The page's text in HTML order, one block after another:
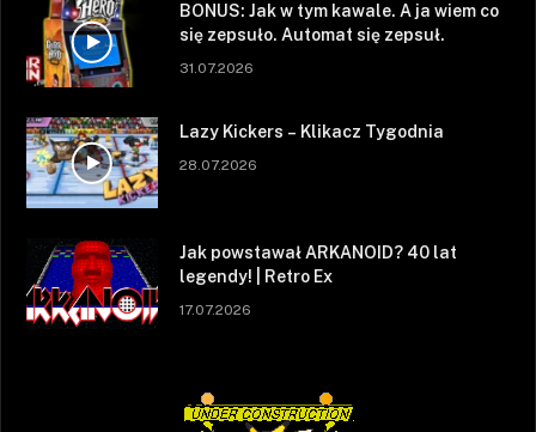
BONUS: Jak w tym kawale. A ja wiem co
się zepsuło. Automat się zepsuł.
31.07.2026
Lazy Kickers – Klikacz Tygodnia
28.07.2026
Jak powstawał ARKANOID? 40 lat
legendy! | Retro Ex
17.07.2026